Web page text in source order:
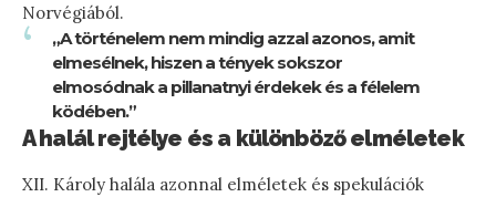
Norvégiából.
„A történelem nem mindig azzal azonos, amit
elmesélnek, hiszen a tények sokszor
elmosódnak a pillanatnyi érdekek és a félelem
ködében.”
A halál rejtélye és a különböző elméletek
XII. Károly halála azonnal elméletek és spekulációk